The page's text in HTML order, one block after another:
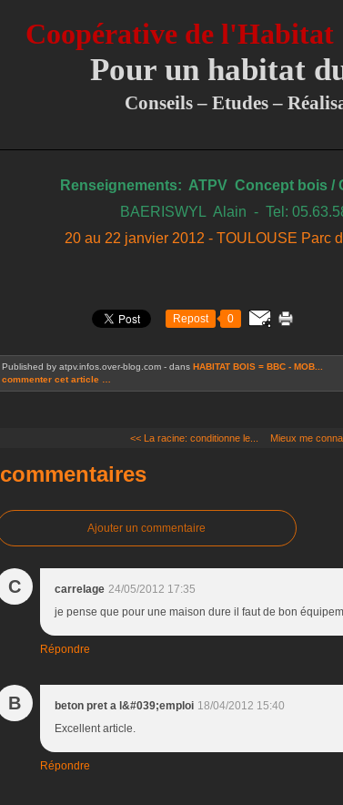
Coopérative de l'Habitat
Pour un habitat
Conseils – Etudes –
Renseignements: ATPV Concept bois /
BAERISWYL Alain - Tel:
20 au 22 janvier 2012 - TOULOUSE Parc
Repost 0
Published by atpv.infos.over-blog.com - dans HABITAT BOIS = BBC - MOB...
commenter cet article
<< La racine: conditionne le... Mieux me
commentaires
Ajouter un commentaire
C carrelage 24/05/2012 17:35
je pense que pour une maison dure il faut de bon
Répondre
B beton pret a l&#039;emploi 18/04/2012 15:40
Excellent article.
Répondre